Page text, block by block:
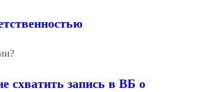
схватить запись в ВБ о